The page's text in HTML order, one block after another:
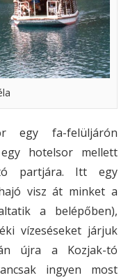
egy fa-felüljárón
hotelsor mellett
partjára. Itt egy
visz át minket a
a belépőben),
vízeséseket járjuk
újra a Kozjak-tó
ingyen most